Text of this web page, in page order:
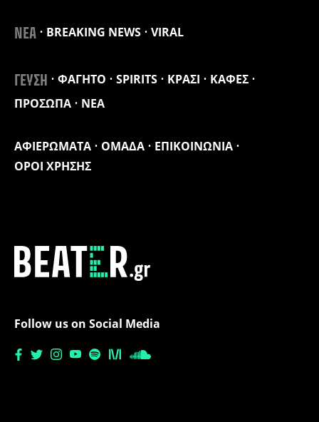
ΑΦΙΕΡΩΜΑΤΑ ΟΜΑΔΑ
ΕΠΙΚΟΙΝΩΝΙΑ
ΟΡΟΙ ΧΡΗΣΗΣ
ΝΕΑ BREAKING NEWS VIRAL
ΓΕΥΣΗ ΦΑΓΗΤΟ SPIRITS ΚΡΑΣΙ
ΚΑΦΕΣ
ΠΡΟΣΩΠΑ
ΝΕΑ
Follow us on Social Media